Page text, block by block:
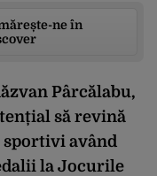
ne în
Pârcălabu,
să revină
având
la Jocurile